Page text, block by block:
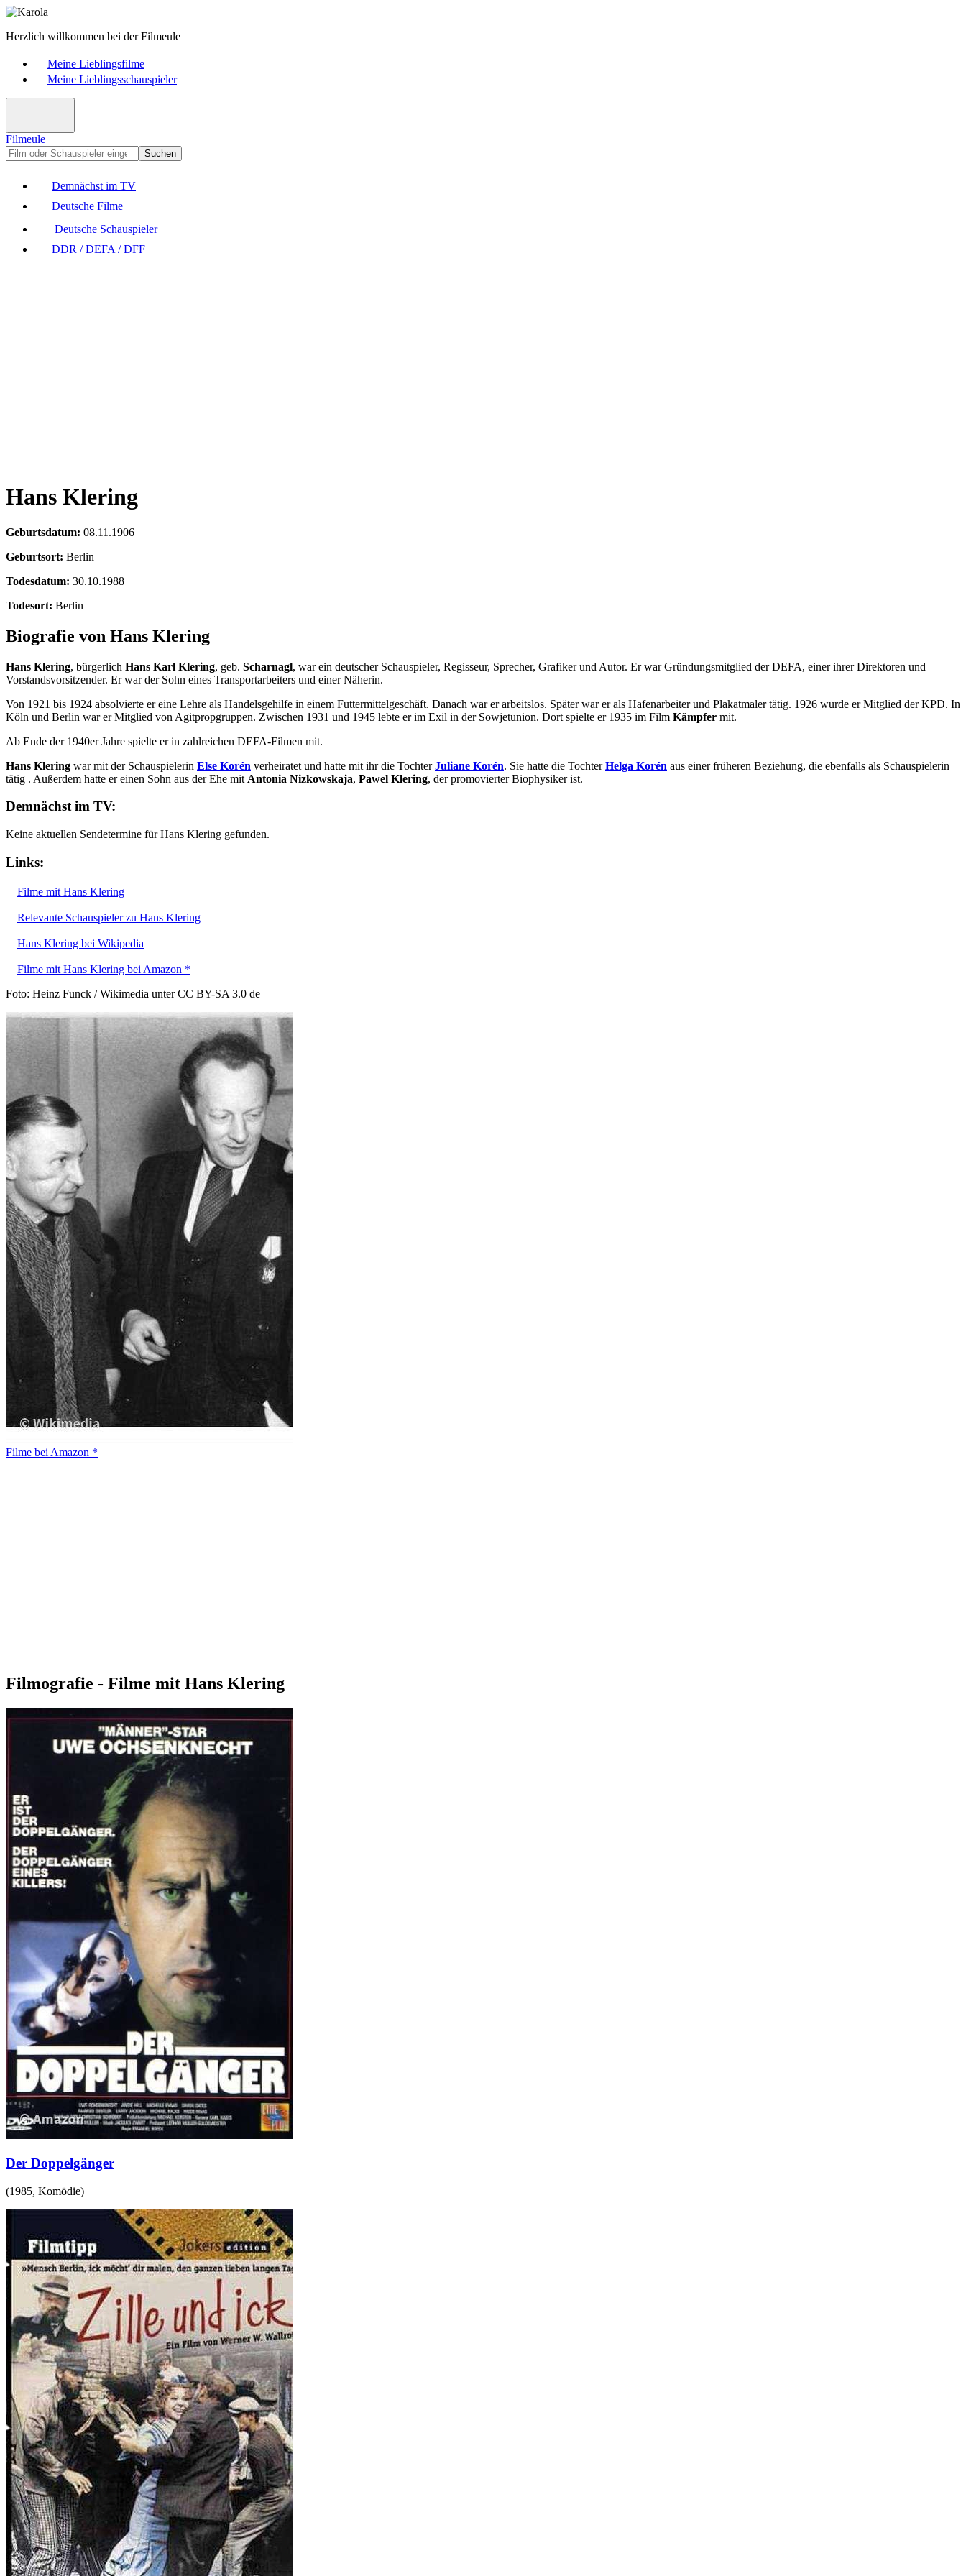
Herzlich willkommen bei der Filmeule
Meine Lieblingsfilme
Meine Lieblingsschauspieler
Filmeule
Suchen
Demnächst im TV
Deutsche Filme
Deutsche Schauspieler
DDR / DEFA / DFF
Hans Klering
Geburtsdatum: 08.11.1906
Geburtsort: Berlin
Todesdatum: 30.10.1988
Todesort: Berlin
Biografie von Hans Klering
Hans Klering, bürgerlich Hans Karl Klering, geb. Scharnagl, war ein deutscher Schauspieler, Regisseur, Sprecher, Grafiker und Autor. Er war Gründungsmitglied der DEFA, einer ihrer Direktoren und
Vorstandsvorsitzender. Er war der Sohn eines Transportarbeiters und einer Näherin.
Von 1921 bis 1924 absolvierte er eine Lehre als Handelsgehilfe in einem Futtermittelgeschäft. Danach war er arbeitslos. Später war er als Hafenarbeiter und Plakatmaler tätig. 1926 wurde er Mitglied der KPD. In
Köln und Berlin war er Mitglied von Agitpropgruppen. Zwischen 1931 und 1945 lebte er im Exil in der Sowjetunion. Dort spielte er 1935 im Film Kämpfer mit.
Ab Ende der 1940er Jahre spielte er in zahlreichen DEFA-Filmen mit.
Hans Klering war mit der Schauspielerin Else Korén verheiratet und hatte mit ihr die TochterJuliane Korén. Sie hatte die TochterHelga Korén aus einer früheren Beziehung, die ebenfalls als Schauspielerin
tätig . Außerdem hatte er einen Sohn aus der Ehe mit Antonia Nizkowskaja, Pawel Klering, der promovierter Biophysiker ist.
Demnächst im TV:
Keine aktuellen Sendetermine für Hans Klering gefunden.
Links:
Filme mit Hans Klering
Relevante Schauspieler zu Hans Klering
Hans Klering bei Wikipedia
Filme mit Hans Klering bei Amazon *
Foto: Heinz Funck / Wikimedia unter CC BY-SA 3.0 de
Filme bei Amazon *
Filmografie - Filme mit Hans Klering
Der Doppelgänger
(1985, Komödie)